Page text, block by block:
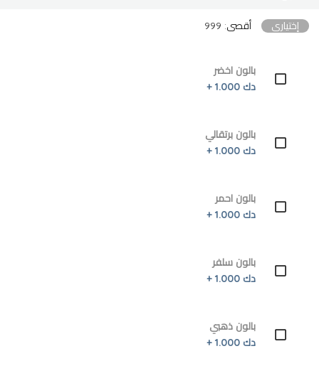
إختياري أقصى: 999
بالون اخضر
دك 1.000 +
بالون برتقالي
دك 1.000 +
بالون احمر
دك 1.000 +
بالون سلفر
دك 1.000 +
بالون ذهبي
دك 1.000 +